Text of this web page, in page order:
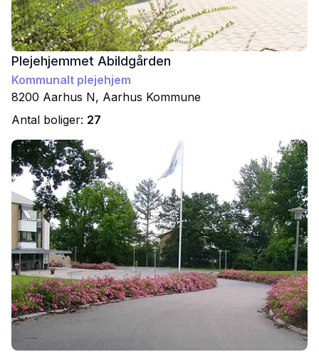
Plejehjemmet Abildgården
Kommunalt plejehjem
8200 Aarhus N, Aarhus Kommune
Antal boliger: 27